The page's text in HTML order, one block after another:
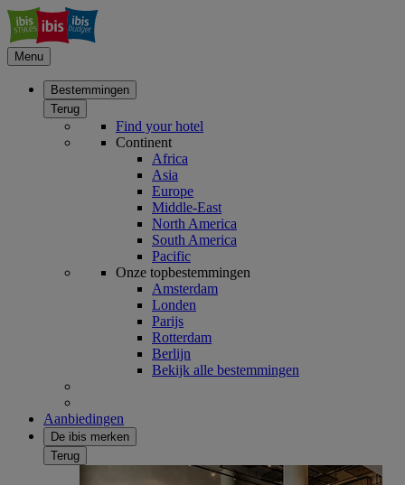
Menu
Bestemmingen
Terug
Find your hotel
Continent
Africa
Asia
Europe
Middle-East
North America
South America
Pacific
Onze topbestemmingen
Amsterdam
Londen
Parijs
Rotterdam
Berlijn
Bekijk alle bestemmingen
Aanbiedingen
De ibis merken
Terug